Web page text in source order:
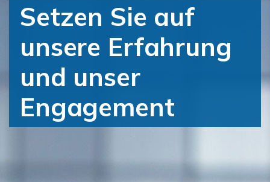
Setzen Sie auf
unsere Erfahrung
und unser
Engagement